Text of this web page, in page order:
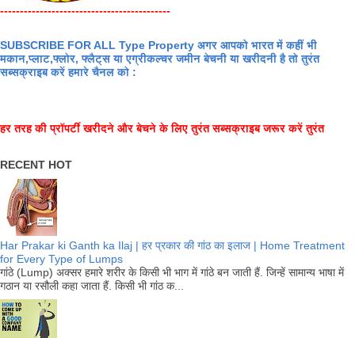
-------------------------------------------
SUBSCRIBE FOR ALL Type Property अगर आपको भारत में कहीं भी
मकान,प्लाट,फ्लोर, फ्लैट्स या एग्रीकल्चर जमीन बेचनी या खरीदनी है तो तुरंत
सब्सक्राइब करें हमारे चैनल को :
हर तरह की प्रॉपर्टी खरीदने और बेचने के लिए तुरंत सब्सक्राइब जरूर करें तुरंत
RECENT HOT
Har Prakar ki Ganth ka Ilaj | हर प्रकार की गांठ का इलाज | Home Treatment
for Every Type of Lumps
गांठे (Lump) अक्सर हमारे शरीर के किसी भी भाग में गांठे बन जाती हैं. जिन्हें सामान्य भाषा में
गठान या रसौली कहा जाता हैं. किसी भी गांठ क...